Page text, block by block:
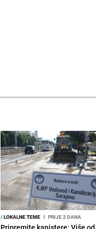
/LOKALNE TEME I PRIJE 2 DANA